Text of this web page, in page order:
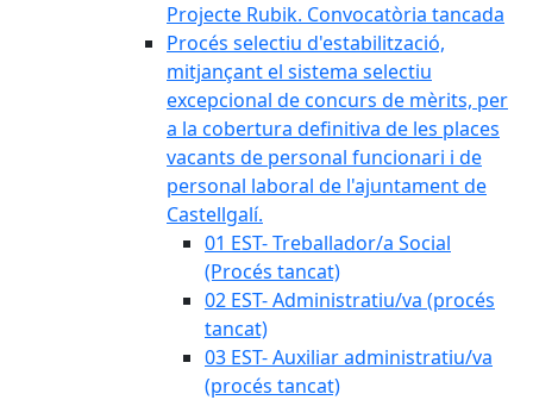
Projecte Rubik. Convocatòria tancada
Procés selectiu d'estabilització,
mitjançant el sistema selectiu
excepcional de concurs de mèrits, per
a la cobertura definitiva de les places
vacants de personal funcionari i de
personal laboral de l'ajuntament de
Castellgalí.
01 EST- Treballador/a Social
(Procés tancat)
02 EST- Administratiu/va (procés
tancat)
03 EST- Auxiliar administratiu/va
(procés tancat)